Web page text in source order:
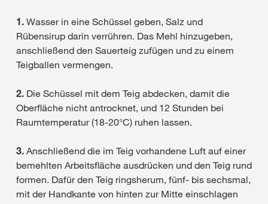
1. Wasser in eine Schüssel geben, Salz und
Rübensirup darin verrühren. Das Mehl hinzugeben,
anschließend den Sauerteig zufügen und zu einem
Teigballen vermengen.
2. Die Schüssel mit dem Teig abdecken, damit die
Oberfläche nicht antrocknet, und 12 Stunden bei
Raumtemperatur (18-20°C) ruhen lassen.
3. Anschließend die im Teig vorhandene Luft auf einer
bemehlten Arbeitsfläche ausdrücken und den Teig rund
formen. Dafür den Teig ringsherum, fünf- bis sechsmal,
mit der Handkante von hinten zur Mitte einschlagen